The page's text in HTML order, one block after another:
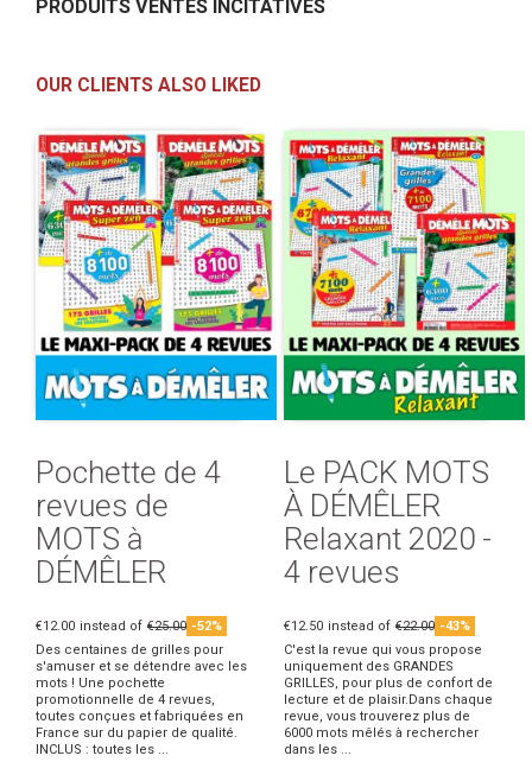
PRODUITS VENTES INCITATIVES
OUR CLIENTS ALSO LIKED
Pochette de 4
revues de
MOTS à
DÉMÊLER
€12.00 instead of €25.00 -52%
Des centaines de grilles pour
s'amuser et se détendre avec les
mots ! Une pochette
promotionnelle de 4 revues,
toutes conçues et fabriquées en
France sur du papier de qualité.
INCLUS : toutes les ...
Le PACK MOTS
À DÉMÊLER
Relaxant 2020 -
4 revues
€12.50 instead of €22.00 -43%
C'est la revue qui vous propose
uniquement des GRANDES
GRILLES, pour plus de confort de
lecture et de plaisir.Dans chaque
revue, vous trouverez plus de
6000 mots mêlés à rechercher
dans les ...